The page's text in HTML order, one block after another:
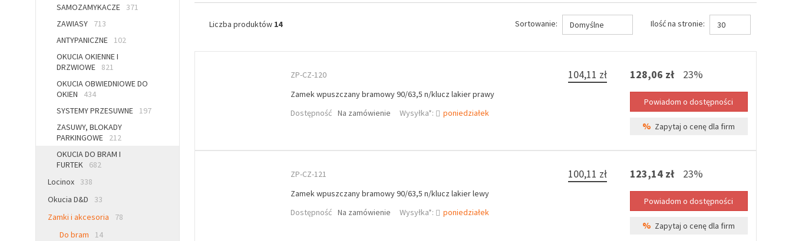
SAMOZAMYKACZE
371
ZAWIASY
713
ANTYPANICZNE
102
OKUCIA OKIENNE I
DRZWIOWE
821
OKUCIA OBWIEDNIOWE DO
OKIEN
434
SYSTEMY PRZESUWNE
197
ZASUWY, BLOKADY
PARKINGOWE
212
OKUCIA DO BRAM I
FURTEK
682
Locinox
338
Okucia D&D
33
Zamki i akcesoria
78
Do bram
14
Liczba produktów 14 Sortowanie: Domyślne Ilość na stronie: 30
ZP-CZ-120
Zamek wpuszczany bramowy 90/63,5 n/klucz lakier prawy
Dostępność Na zamówienie Wysyłka*: poniedziałek
104,11 zł 128,06 zł 23%
% Zapytaj o cenę dla firm
ZP-CZ-121
Zamek wpuszczany bramowy 90/63,5 n/klucz lakier lewy
Dostępność Na zamówienie Wysyłka*: poniedziałek
100,11 zł 123,14 zł 23%
% Zapytaj o cenę dla firm